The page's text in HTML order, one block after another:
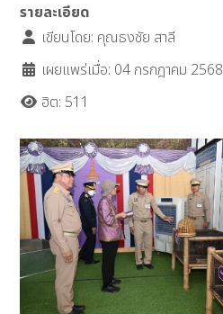
รายละเอียด
เขียนโดย: คุณธงชัย สาลี
เผยแพร่เมื่อ: 04 กรกฎาคม 2568
ฮิต: 511